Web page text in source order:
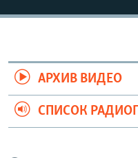
АРХИВ ВИДЕО
СПИСОК